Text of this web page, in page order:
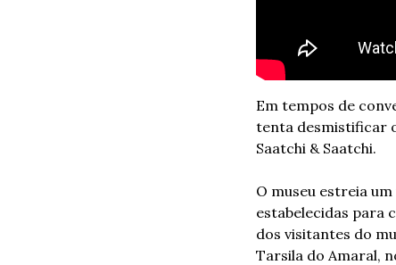
Em tempos de
tenta desmistificar
Saatchi & Saatchi.
O museu estreia
estabelecidas para
dos visitantes do
Tarsila do Amaral,